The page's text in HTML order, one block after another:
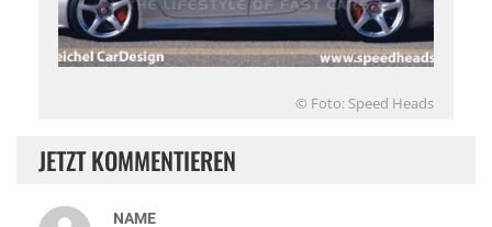
© Foto: Speed Heads
JETZT KOMMENTIEREN
NAME